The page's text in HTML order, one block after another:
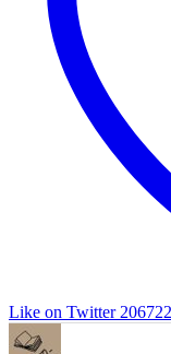
Like on Twitter